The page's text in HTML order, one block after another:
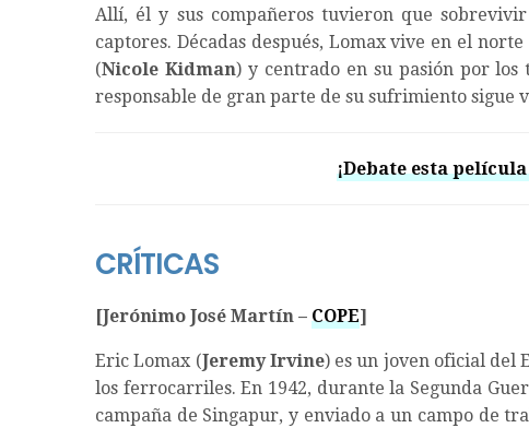
Allí, él y sus compañeros tuvieron que
captores. Décadas después, Lomax vive en el
(Nicole Kidman) y centrado en su pasión por los
responsable de gran parte de su sufrimiento sigue
¡Debate esta
CRÍTICAS
[Jerónimo José Martín – COPE]
Eric Lomax (Jeremy Irvine) es un joven oficial del
los ferrocarriles. En 1942, durante la Segunda
campaña de Singapur, y enviado a un campo de